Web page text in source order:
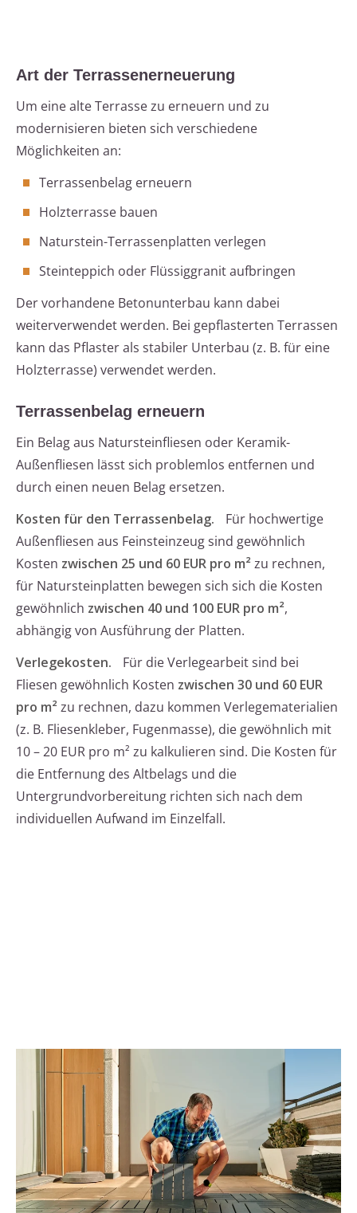
Art der Terrassenerneuerung
Um eine alte Terrasse zu erneuern und zu
modernisieren bieten sich verschiedene
Möglichkeiten an:
Terrassenbelag erneuern
Holzterrasse bauen
Naturstein-Terrassenplatten verlegen
Steinteppich oder Flüssiggranit aufbringen
Der vorhandene Betonunterbau kann dabei
weiterverwendet werden. Bei gepflasterten Terrassen
kann das Pflaster als stabiler Unterbau (z. B. für eine
Holzterrasse) verwendet werden.
Terrassenbelag erneuern
Ein Belag aus Natursteinfliesen oder Keramik-
Außenfliesen lässt sich problemlos entfernen und
durch einen neuen Belag ersetzen.
Kosten für den Terrassenbelag.
Für hochwertige
Außenfliesen aus Feinsteinzeug sind gewöhnlich
Kosten zwischen 25 und 60 EUR pro m²zu rechnen,
für Natursteinplatten bewegen sich sich die Kosten
gewöhnlich zwischen 40 und 100 EUR pro m²,
abhängig von Ausführung der Platten.
Verlegekosten.
Für die Verlegearbeit sind bei
Fliesen gewöhnlich Kosten zwischen 30 und 60 EUR
pro m²zu rechnen, dazu kommen Verlegematerialien
(z. B. Fliesenkleber, Fugenmasse), die gewöhnlich mit
10 – 20 EUR pro m² zu kalkulieren sind. Die Kosten für
die Entfernung des Altbelags und die
Untergrundvorbereitung richten sich nach dem
individuellen Aufwand im Einzelfall.